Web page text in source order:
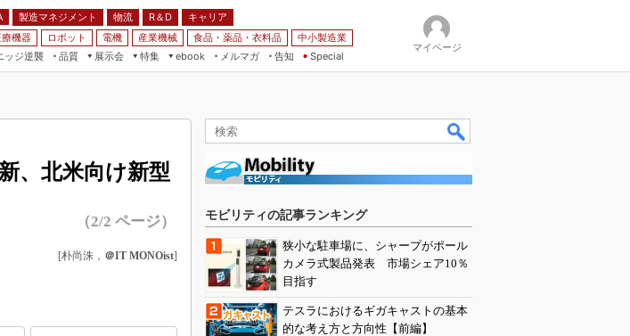
製造マネジメント 物流 R＆D
キャリア
機器 ロボット 電機 産業機械 食品・薬品・衣料品
中小製造業
ッジ逆襲 品質
展示会
特集
サービス
ebook
メルマガ
告知 Special
マイページ
、北米向け新型
（2/2 ページ）
[朴尚洙， ＠IT MONOist]
モビリティの記事ランキング
狭小な駐車場に、シャープがポール
カメラ式製品発表 市場シェア10％
目指す
テスラにおけるギガキャストの基本
的な考え方と方向性【前編】